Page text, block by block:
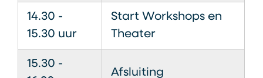
14.30 -
15.30 uur
Start Workshops en
Theater
15.30 -
Afsluiting